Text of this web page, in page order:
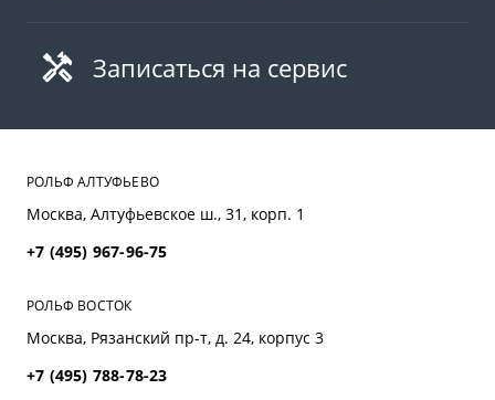
Записаться на сервис
РОЛЬФ АЛТУФЬЕВО
Москва, Алтуфьевское ш., 31, корп. 1
+7 (495) 967-96-75
РОЛЬФ ВОСТОК
Москва, Рязанский пр-т, д. 24, корпус 3
+7 (495) 788-78-23